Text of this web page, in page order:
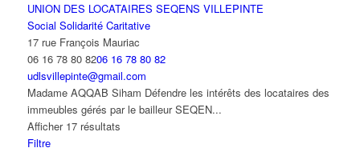
UNION DES LOCATAIRES SEQENS VILLEPINTE
Social Solidarité Caritative
17 rue François Mauriac
06 16 78 80 8206 16 78 80 82
udlsvillepinte@gmail.com
Madame AQQAB Siham Défendre les intérêts des locataires des
immeubles gérés par le bailleur SEQEN...
Afficher 17 résultats
Filtre